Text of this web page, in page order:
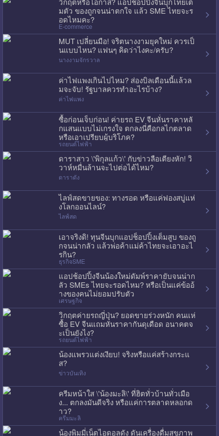
มตัว ของถูกจนน่าตกใจ แล้ว SME ไทยจะร
อดไหมคะ?
E-commerce
MUT เปลี่ยนมือ! จริตนางงามยุคใหม่ ควรเป็
นแบบไหน? แฟนๆ คิดว่าไงคะ/ครับ?
นางงามจักรวาล
ค่าไฟแพงเกินไปไหม? ส่องบิลเดือนนี้แล้วล
มจะจับ! รัฐบาลควรทำอะไรบ้าง?
ค่าไฟแพง
ซื้อก่อนเจ็บก่อน! ค่ายรถ EV จีนหั่นราคาหลั
กแสนแบบไม่เกรงใจ ตกลงนี่คือกลไกตลาด
หรือเอาเปรียบผู้บริโภค?
รถยนต์ไฟฟ้า
ดาราสาว \'พิกุลแก้ว\' กับข่าวลือเตียงหัก! วิ
วาห์หมื่นล้านจะไปต่อได้ไหม?
ดาราดัง
ไลฟ์สดขายของ: ทางรอด หรือแค่ฟองสบู่แห่
งโลกออนไลน์?
ไลฟ์สด
เอาจริงดิ! ทุนจีนบุกแอปช็อปปิ้งเต็มสูบ ของถู
กจนน่ากลัว แล้วพ่อค้าแม่ค้าไทยจะเอาอะไ
รกิน?
ธุรกิจSME
แอปช้อปปิ้งจีนน้องใหม่ดัมพ์ราคายับจนน่าก
ลัว SMEs ไทยจะรอดไหม? หรือเป็นแค่ข้ออ้
างของคนไม่ยอมปรับตัว
เศรษฐกิจ
วิกฤตค่ายรถญี่ปุ่น? ยอดขายร่วงหนัก คนแห่
ซื้อ EV จีนแถมหั่นราคากันดุเดือด อนาคตจ
ะเป็นยังไง?
รถยนต์ไฟฟ้า
น้องแพรวแต่งเงียบ! จริงหรือแค่สร้างกระแ
ส?
ข่าวบันเทิง
ครีมหน้าใส \'น้องมะลิ\' ที่ฮิตทั่วบ้านทั่วเมือ
ง... ตกลงมันดีจริง หรือแค่การตลาดหลอกด
าว?
ครีมมะลิ
น้องพิมมี่เน็ตไอดอลดัง ดันเครื่องดื่มสุขภาพ